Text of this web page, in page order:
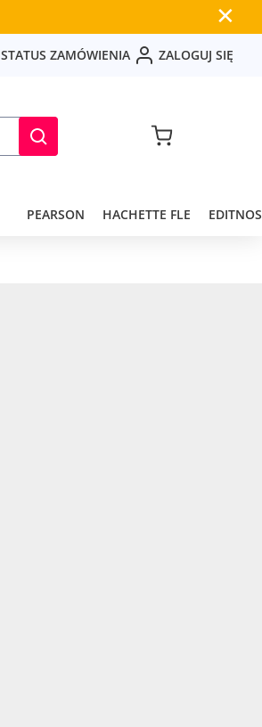
✕
STATUS ZAMÓWIENIA ZALOGUJ SIĘ
PEARSON HACHETTE FLE EDITNOS